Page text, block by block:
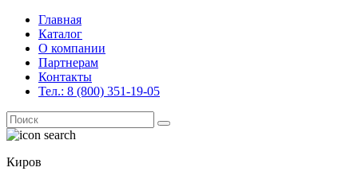
Главная
Каталог
О компании
Партнерам
Контакты
Тел.: 8 (800) 351-19-05
Поиск
for:
Киров